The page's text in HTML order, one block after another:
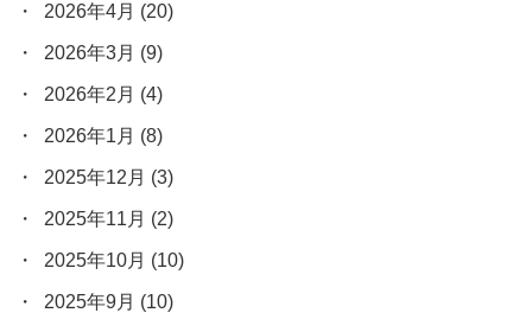
2026年4月 (20)
2026年3月 (9)
2026年2月 (4)
2026年1月 (8)
2025年12月 (3)
2025年11月 (2)
2025年10月 (10)
2025年9月 (10)